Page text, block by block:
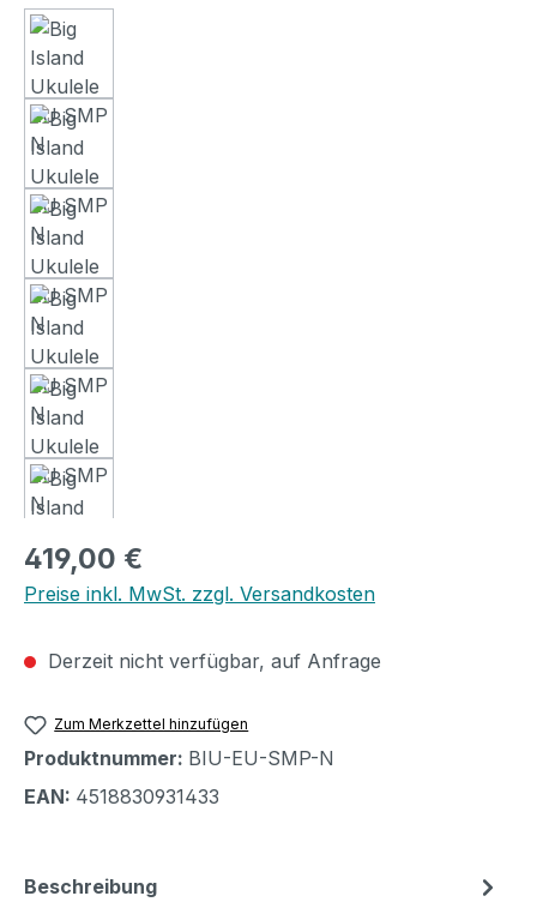
Regulärer Preis:
419,00 €
Preise inkl. MwSt. zzgl. Versandkosten
Derzeit nicht verfügbar, auf Anfrage
Zum Merkzettel hinzufügen
Produktnummer: BIU-EU-SMP-N
EAN: 4518830931433
Beschreibung